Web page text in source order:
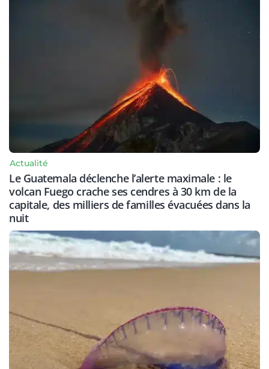
Actualité
Le Guatemala déclenche l’alerte maximale : le
volcan Fuego crache ses cendres à 30 km de la
capitale, des milliers de familles évacuées dans la
nuit